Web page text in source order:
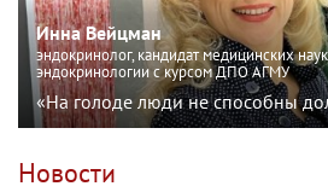
Инна Вейцман
эндокринолог, кандидат медицинских
эндокринологии с курсом ДПО АГМУ
«На голоде люди не способны
Новости